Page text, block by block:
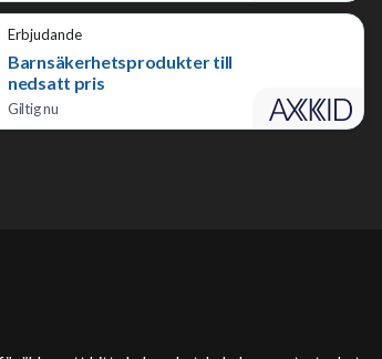
Erbjudande
Barnsäkerhetsprodukter till
nedsatt pris
Giltig nu